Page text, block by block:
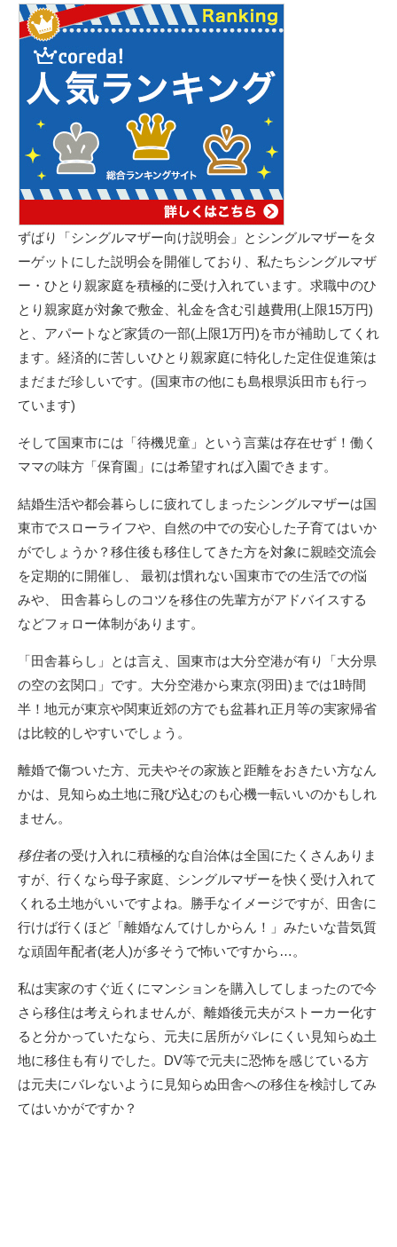
ずばり「シングルマザー向け説明会」とシングルマザーをタ
ーゲットにした説明会を開催しており、私たちシングルマザ
ー・ひとり親家庭を積極的に受け入れています。求職中のひ
とり親家庭が対象で敷金、礼金を含む引越費用(上限15万円)
と、アパートなど家賃の一部(上限1万円)を市が補助してくれ
ます。経済的に苦しいひとり親家庭に特化した定住促進策は
まだまだ珍しいです。(国東市の他にも島根県浜田市も行っ
ています)
そして国東市には「待機児童」という言葉は存在せず！働く
ママの味方「保育園」には希望すれば入園できます。
結婚生活や都会暮らしに疲れてしまったシングルマザーは国
東市でスローライフや、自然の中での安心した子育てはいか
がでしょうか？ 移住後も移住してきた方を対象に親睦交流会
を定期的に開催し、 最初は慣れない国東市での生活での悩
みや、 田舎暮らしのコツを移住の先輩方がアドバイスする
などフォロー体制があります。
「田舎暮らし」とは言え、国東市は大分空港が有り「大分県
の空の玄関口」です。大分空港から東京(羽田)までは1時間
半！地元が東京や関東近郊の方でも盆暮れ正月等の実家帰省
は比較的しやすいでしょう。
離婚で傷ついた方、元夫やその家族と距離をおきたい方なん
かは、見知らぬ土地に飛び込むのも心機一転いいのかもしれ
ません。
移住者の受け入れに積極的な自治体は全国にたくさんありま
すが、行くなら母子家庭、シングルマザーを快く受け入れて
くれる土地がいいですよね。勝手なイメージですが、田舎に
行けば行くほど「離婚なんてけしからん！」みたいな昔気質
な頑固年配者(老人)が多そうで怖いですから…。
私は実家のすぐ近くにマンションを購入してしまったので今
さら移住は考えられませんが、離婚後元夫がストーカー化す
ると分かっていたなら、元夫に居所がバレにくい見知らぬ土
地に移住も有りでした。 DV等で元夫に恐怖を感じている方
は元夫にバレないように見知らぬ田舎への移住を検討してみ
てはいかがですか？